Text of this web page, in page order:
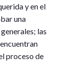
y en el
una
las
proceso de